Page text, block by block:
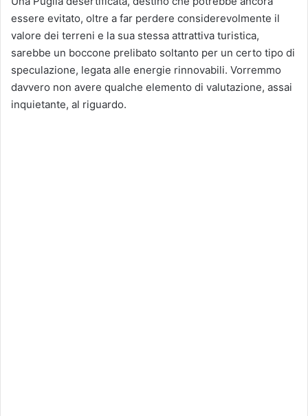
essere evitato, oltre a far perdere considerevolmente il
valore dei terreni e la sua stessa attrattiva turistica,
sarebbe un boccone prelibato soltanto per un certo tipo di
speculazione, legata alle energie rinnovabili. Vorremmo
davvero non avere qualche elemento di valutazione, assai
inquietante, al riguardo.